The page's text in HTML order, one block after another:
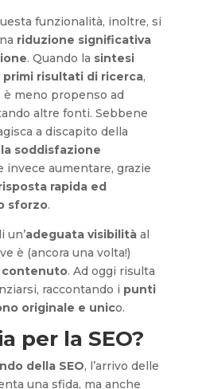
funzionalità, inoltre, si
riduzione significativa
. Quando la sintesi
primi risultati di ricerca,
meno propenso ad
altre fonti. Sebbene
a discapito della
la soddisfazione
invece aumentare, grazie
rapida ed
sforzo.
un’adeguata visibilità al
è (ancora una volta!)
. Ad oggi risulta
raccontando i punti
originale e unico.
per la SEO?
della SEO, l’arrivo delle
una sfida, ma anche